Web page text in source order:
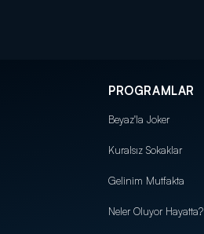
PROGRAMLAR
Beyaz'la Joker
Kuralsız Sokaklar
Gelinim Mutfakta
Neler Oluyor Hayatta?